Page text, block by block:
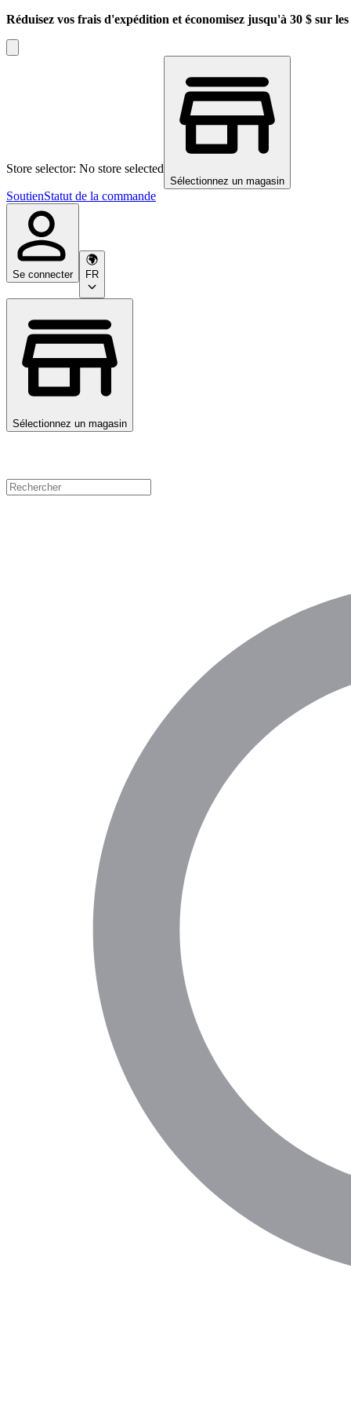
Réduisez vos frais d'expédition et économisez jusqu'à 30 $ sur
Store selector: No store selected
Sélectionnez un magasin
SoutienStatut de la commande
Se connecter FR
Sélectionnez un magasin